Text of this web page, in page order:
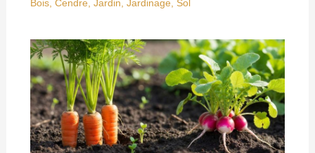
Bois, Cendre Jardin Jardinage Sol